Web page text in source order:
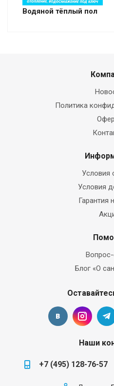
Водяной тёплый пол
Политика
Условия
Условия
Гарантия
Блог «О
Наши
+7 (495) 128-76-57